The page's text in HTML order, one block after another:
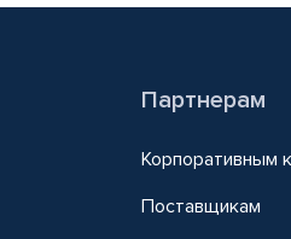
Партнерам
Корпоративным
Поставщикам